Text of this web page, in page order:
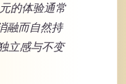
的体验通常
融而自然持
立感与不变